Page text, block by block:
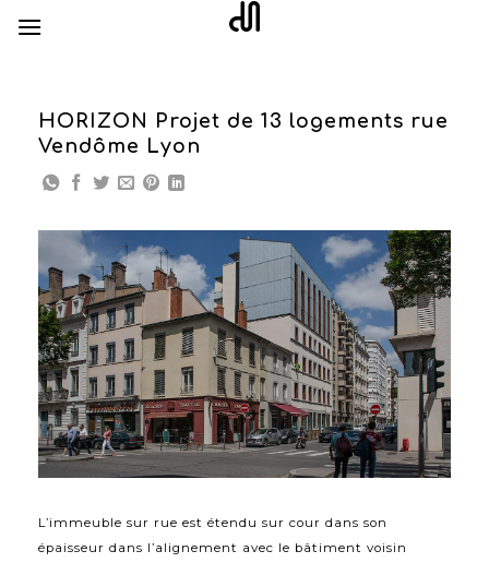
HORIZON Projet de 13 logements rue
Vendôme Lyon
L’immeuble sur rue est étendu sur cour dans son
épaisseur dans l’alignement avec le bâtiment voisin